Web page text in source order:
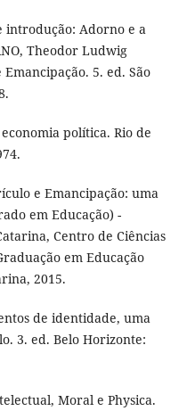
introdução: Adorno e a
Theodor Ludwig
5. ed. São
política. Rio de
e Emancipação: uma
em Educação) -
Centro de Ciências
em Educação
2015.
de identidade, uma
3. ed. Belo Horizonte:
Moral e Physica.